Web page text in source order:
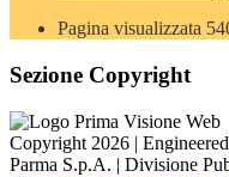
Pagina visualizzata
Sezione Copyright
Copyright 2026 |
Parma S.p.A. | Divisione